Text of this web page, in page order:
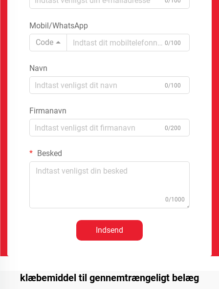
Mobil/WhatsApp
Code
0/100
Navn
0/100
Firmanavn
0/200
Besked
0/1000
Indsend
klæbemiddel til gennemtrængeligt belæg